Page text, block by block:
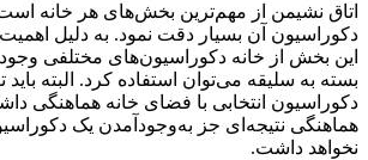
اتاق نشیمن از مهم‌ترین بخش‌های هر خانه
دکوراسیون آن بسیار دقت نمود. به دلیل
این بخش از خانه دکوراسیون‌های مختلفی وجود
بسته به سلیقه می‌توان استفاده کرد. البته
دکوراسیون انتخابی با فضای خانه هماهنگی
هماهنگی نتیجه‌ای جز به‌وجودآمدن یک
نخواهد داشت.